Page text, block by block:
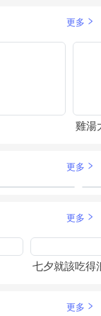
更多
雞湯
更多
更多
七夕就該吃
更多